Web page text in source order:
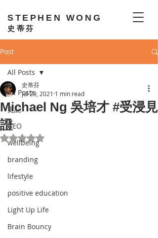
STEPHEN WONG
史蒂芬
Post
All Posts
史記
GEO
wellbeing
branding
lifestyle
positive education
Light Up Life
Brain Bouncy
All Posts
Michael Ng 吳培才 #受浸見
證
史蒂芬
Jul 29, 2021 1 min read
Rated NaN out of 5 stars.